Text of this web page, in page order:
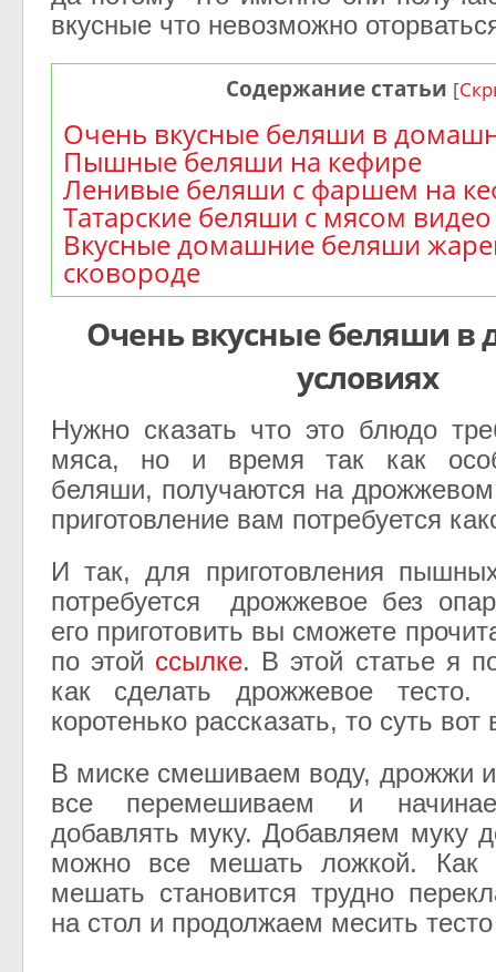
вкусные что невозможно
Содержание статьи [
Очень вкусные беляши в
Пышные беляши на кефире
Ленивые беляши с фаршем на
Татарские беляши с мясом
Вкусные домашние беляши
сковороде
Очень вкусные беляши
условиях
Нужно сказать что это блюдо
мяса, но и время так как
беляши, получаются на дрожжевом
приготовление вам потребуется
И так, для приготовления
потребуется дрожжевое без
его приготовить вы сможете
по этой ссылке. В этой статье я
как сделать дрожжевое тесто.
коротенько рассказать, то суть
В миске смешиваем воду, дрожжи
все перемешиваем и
добавлять муку. Добавляем муку
можно все мешать ложкой. Как
мешать становится трудно
на стол и продолжаем месить